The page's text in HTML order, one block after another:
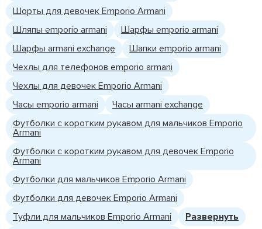
Шорты для девочек Emporio Armani
Шляпы emporio armani
Шарфы emporio armani
Шарфы armani exchange
Шапки emporio armani
Чехлы для телефонов emporio armani
Чехлы для девочек Emporio Armani
Часы emporio armani
Часы armani exchange
Футболки с коротким рукавом для мальчиков Emporio
Armani
Футболки с коротким рукавом для девочек Emporio
Armani
Футболки для мальчиков Emporio Armani
Футболки для девочек Emporio Armani
Туфли для мальчиков Emporio Armani
Развернуть